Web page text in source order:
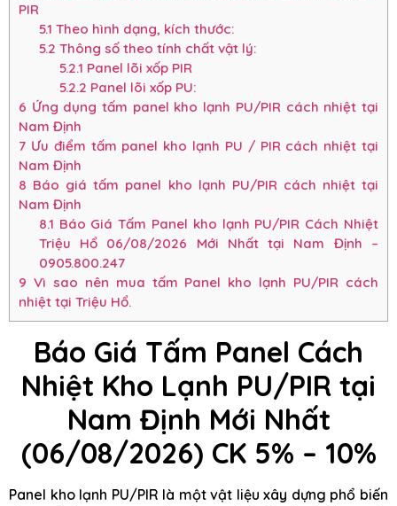
PIR
5.1 Theo hình dạng, kích thước:
5.2 Thông số theo tính chất vật lý:
5.2.1 Panel lõi xốp PIR
5.2.2 Panel lõi xốp PU:
6 Ứng dụng tấm panel kho lạnh PU/PIR cách nhiệt tại
Nam Định
7 Ưu điểm tấm panel kho lạnh PU / PIR cách nhiệt tại
Nam Định
8 Báo giá tấm panel kho lạnh PU/PIR cách nhiệt tại
Nam Định
8.1 Báo Giá Tấm Panel kho lạnh PU/PIR Cách Nhiệt
Triệu Hổ 06/08/2026 Mới Nhất tại Nam Định –
0905.800.247
9 Vì sao nên mua tấm Panel kho lạnh PU/PIR cách
nhiệt tại Triệu Hổ.
Báo Giá Tấm Panel Cách
Nhiệt Kho Lạnh PU/PIR tại
Nam Định Mới Nhất
(06/08/2026) CK 5% – 10%
Panel kho lạnh PU/PIR là một vật liệu xây dựng phổ biến